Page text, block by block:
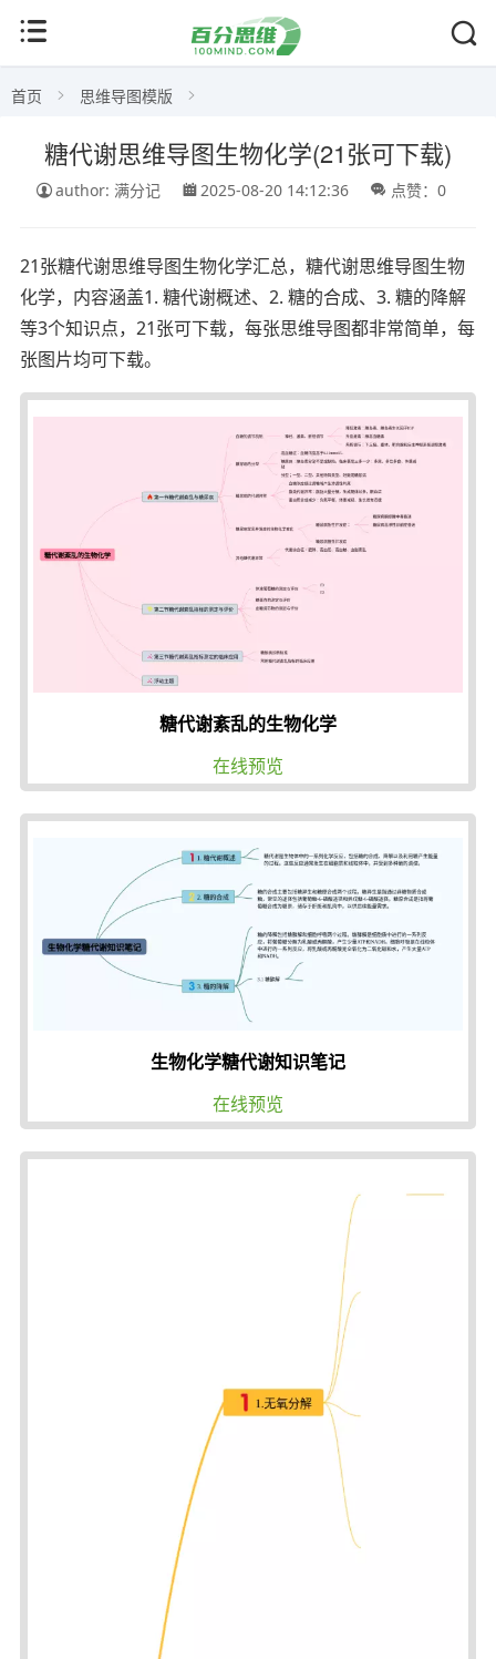
首页 思维导图模版
糖代谢思维导图生物化学(21张可下载)
author: 满分记 2025-08-20 14:12:36 点赞：0
21张糖代谢思维导图生物化学汇总，糖代谢思维导图生物
化学，内容涵盖1. 糖代谢概述、2. 糖的合成、3. 糖的降解
等3个知识点，21张可下载，每张思维导图都非常简单，每
张图片均可下载。
糖代谢紊乱的生物化学
在线预览
生物化学糖代谢知识笔记
在线预览